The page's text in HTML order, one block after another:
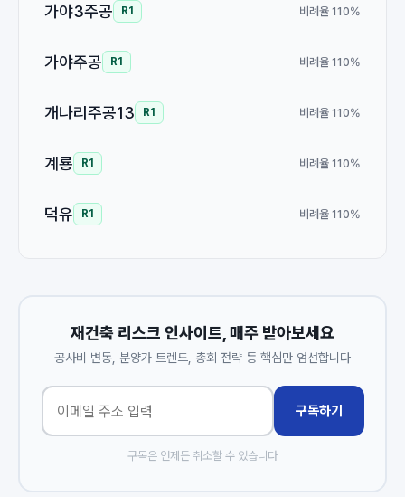
가야3주공 R1 비례율 110%
가야주공 R1 비례율 110%
개나리주공13 R1 비례율 110%
계룡 R1 비례율 110%
덕유 R1 비례율 110%
재건축 리스크 인사이트, 매주 받아보세요
공사비 변동, 분양가 트렌드, 총회 전략 등 핵심만 엄선합니다
구독하기
구독은 언제든 취소할 수 있습니다